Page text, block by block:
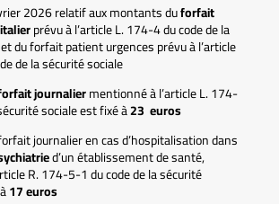
2026 relatif aux montants duforfait
prévu à l’article L. 174-4 du code de la
du forfait patient urgences prévu à l’article
de la sécurité sociale
journaliermentionné à l’article L. 174-
sociale est fixé à23 euros
journalier en cas d’hospitalisation dans
d’un établissement de santé,
R. 174-5-1 du code de la sécurité
17 euros